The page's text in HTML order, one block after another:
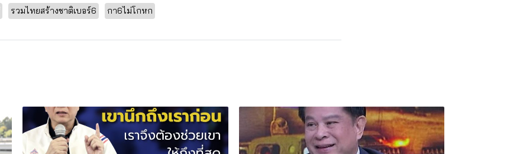
รวมไทยสร้างชาติเบอร์6 กา6ไม่โกหก